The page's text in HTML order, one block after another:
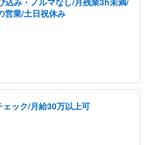
営業/土日祝休み
ック/月給30万以上可